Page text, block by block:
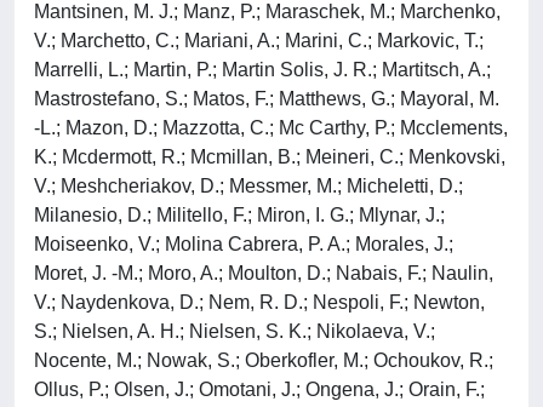
Mantsinen, M. J.; Manz, P.; Maraschek, M.; Marchenko,
V.; Marchetto, C.; Mariani, A.; Marini, C.; Markovic, T.;
Marrelli, L.; Martin, P.; Martin Solis, J. R.; Martitsch, A.;
Mastrostefano, S.; Matos, F.; Matthews, G.; Mayoral, M.
-L.; Mazon, D.; Mazzotta, C.; Mc Carthy, P.; Mcclements,
K.; Mcdermott, R.; Mcmillan, B.; Meineri, C.; Menkovski,
V.; Meshcheriakov, D.; Messmer, M.; Micheletti, D.;
Milanesio, D.; Militello, F.; Miron, I. G.; Mlynar, J.;
Moiseenko, V.; Molina Cabrera, P. A.; Morales, J.;
Moret, J. -M.; Moro, A.; Moulton, D.; Nabais, F.; Naulin,
V.; Naydenkova, D.; Nem, R. D.; Nespoli, F.; Newton,
S.; Nielsen, A. H.; Nielsen, S. K.; Nikolaeva, V.;
Nocente, M.; Nowak, S.; Oberkofler, M.; Ochoukov, R.;
Ollus, P.; Olsen, J.; Omotani, J.; Ongena, J.; Orain, F.;